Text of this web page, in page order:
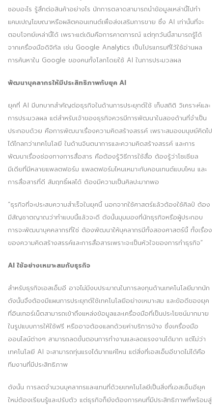
Search
for:
ชอบอะไร รู้สึกต่อสินค้าอย่างไร นักการตลาดสามารถนำข้อมูลเหล่านี้ไปทำ
แคมเปญโฆษณาหรือผลิตคอนเทนต์เพื่อส่งเสริมการขาย ซึ่ง AI เท่านั้นที่จะ
ตอบโจทย์เหล่านี้ได้ เพราะแต่เดิมคือการคาดการณ์ แต่ทุกวันนี้สามารถรู้ได้
จากเครื่องมือดิจิทัล เช่น Google Analytics เป็นโปรแกรมที่ไว้ใช้อ่านผล
การค้นหาใน Google ของคนทั้งโลกโดยใช้ AI ในการประมวลผล
พัฒนาบุคลากรให้มีประสิทธิภาพกับยุค AI
ยุคที่ AI มีบทบาทสำคัญต่อธุรกิจในด้านการประยุกต์ใช้ เก็บสถิติ วิเคราะห์และ
การประมวลผล แต่สำหรับเจ้าของธุรกิจควรมีการพัฒนาในสองด้านที่จำเป็น
ประกอบด้วย คือการพัฒนาเรื่องความคิดสร้างสรรค์ เพราะสมองมนุษย์คิดไป
ได้ไกลกว่าเทคโนโลยี ในด้านจินตนาการและความคิดสร้างสรรค์ และการ
พัฒนาเรื่องช่องทางการสื่อสาร คือต้องรู้วิธีการใช้สื่อ ต้องรู้ว่าโซเซียล
มีเดียที่มีหลายแพลตฟอร์ม แพลตฟอร์มไหนเหมาะกับคอนเทนต์แบบไหน และ
การสื่อสารที่ดี สัมฤทธิ์ผลได้ ต้องมีความเป็นศิลปะมากพอ
“ธุรกิจที่จะประสบความสำเร็จในยุคนี้ นอกจากใช้ศาสตร์แล้วต้องใช้ศิลป์ ต้อง
มีสัญชาตญาณว่าทำแบบนี้แล้วจะดี ดังนั้นมุมมองที่นักธุรกิจหรือผู้ประกอบ
การจะพัฒนาบุคคลากรที่ใช่ ต้องพัฒนาให้บุคลากรมีทั้งสองศาสตร์นี้ ทั้งเรื่อง
ของความคิดสร้างสรรค์และการสื่อสารเพราะจะเป็นหัวใจของการทำธุรกิจ”
AI ใช้อย่างเหมาะสมกับธุรกิจ
สำหรับธุรกิจเอสเอ็มอี อาจไม่มีงบประมาณในการลงทุนด้านเทคโนโลยีมากนัก
ดังนั้นจึงต้องมีแผนการประยุกต์ใช้เทคโนโลยีอย่างเหมาะสม และข้อดีของยุค
ที่อินเทอร์เน็ตสามารถเข้าถึงแหล่งข้อมูลและเครื่องมือที่เป็นประโยชน์มากมาย
ในรูปแบบการให้ใช้ฟรี หรืออาจต้องแลกด้วยค่าบริการบ้าง ซึ่งเครื่องมือ
ออนไลน์ต่างๆ สามารถลดขั้นตอนการทำงานและลดแรงงานได้มาก แต่ไม่ว่า
เทคโนโลยี AI จะสามารถทุ่นแรงได้มากแค่ไหน แต่สิ่งที่เอสเอ็มอีขาดไม่ได้คือ
ทีมงานที่มีประสิทธิภาพ
ดังนั้น การลดจำนวนบุคลากรและแทนที่ด้วยเทคโนโลยีเป็นสิ่งที่เอสเอ็มอียุค
ใหม่ต้องเรียนรู้และปรับตัว แต่ธุรกิจก็ยังต้องการคนที่มีประสิทธิภาพที่พร้อมสู่